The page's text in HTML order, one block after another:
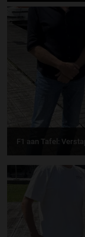
F1 aan Tafel: